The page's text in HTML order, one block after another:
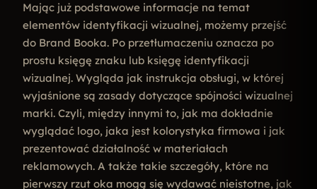
Mając już podstawowe informacje na temat
elementów identyfikacji wizualnej, możemy przejść
do Brand Booka. Po przetłumaczeniu oznacza po
prostu księgę znaku lub księgę identyfikacji
wizualnej. Wygląda jak instrukcja obsługi, w której
wyjaśnione są zasady dotyczące spójności wizualnej
marki. Czyli, między innymi to, jak ma dokładnie
wyglądać logo, jaka jest kolorystyka firmowa i jak
prezentować działalność w materiałach
reklamowych. A także takie szczegóły, które na
pierwszy rzut oka mogą się wydawać nieistotne, jak